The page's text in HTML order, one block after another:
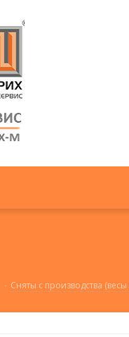
- Сняты с производства